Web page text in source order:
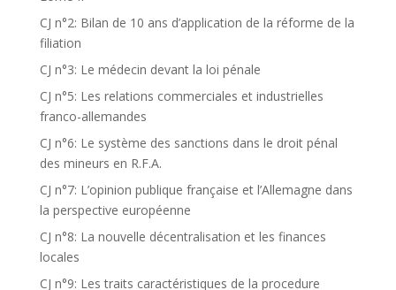
CJ n°2: Bilan de 10 ans d’application de la réforme de la
filiation
CJ n°3: Le médecin devant la loi pénale
CJ n°5: Les relations commerciales et industrielles
franco-allemandes
CJ n°6: Le système des sanctions dans le droit pénal
des mineurs en R.F.A.
CJ n°7: L’opinion publique française et l’Allemagne dans
la perspective européenne
CJ n°8: La nouvelle décentralisation et les finances
locales
CJ n°9: Les traits caractéristiques de la procedure